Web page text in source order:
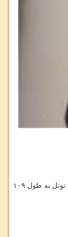
تهران شمال در مجموع به طول ۱۲۰ كیلومتر بوده كه در آن تعداد ۱۷۹ تونل به طول ۱۰۹